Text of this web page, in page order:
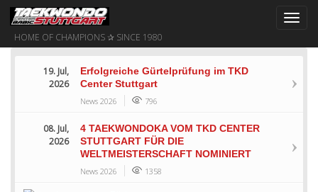
HOME OF CHAMPIONS ✰ SINCE 1980
19. Jul,
2026
Erfolgreiche Gürtelprüfung im TKD
Center Stuttgart
News 2026 796
08. Jul,
2026
4 TAEKWONDOKA VOM TKD CENTER
STUTTGART FÜR DIE
WELTMEISTERSCHAFT NOMINIERT
News 2026 1358